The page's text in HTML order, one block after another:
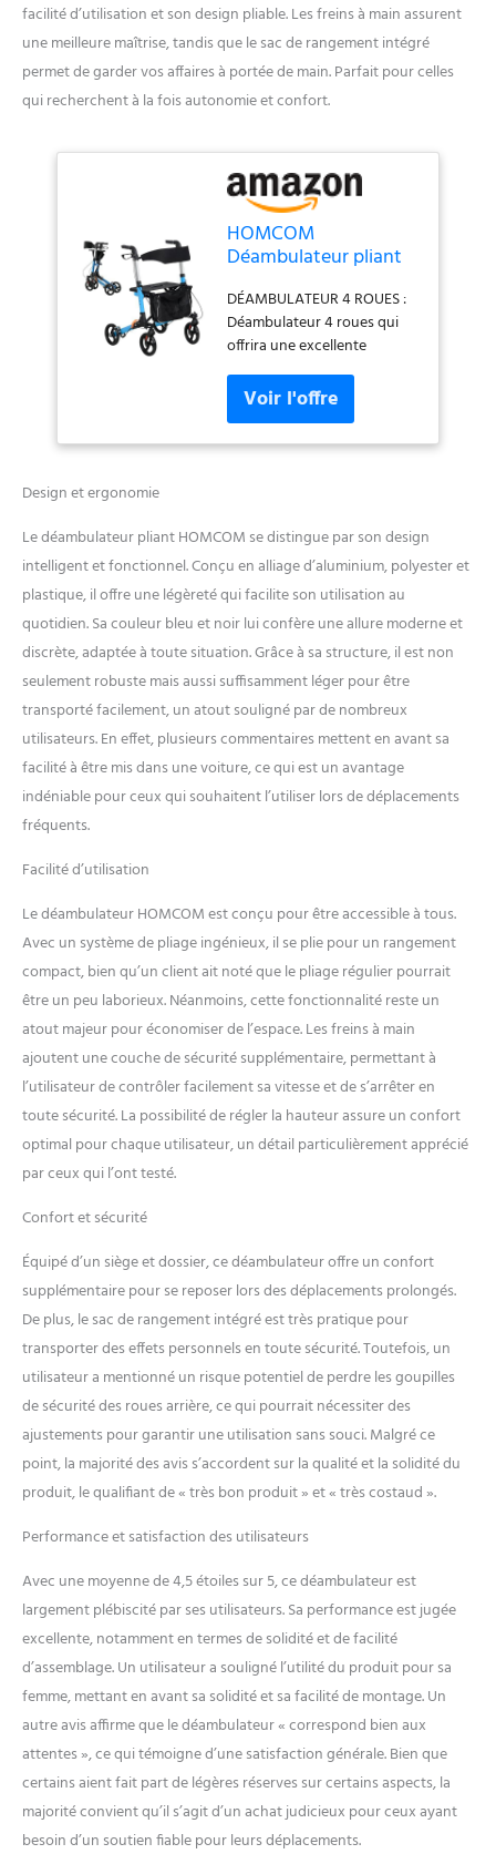
facilité d’utilisation et son design pliable. Les freins à main assurent
une meilleure maîtrise, tandis que le sac de rangement intégré
permet de garder vos affaires à portée de main. Parfait pour celles
qui recherchent à la fois autonomie et confort.
HOMCOM
Déambulateur pliant
roues - pliable réglable
avec sac de
rangement - freins à
main - bleu et noir
DÉAMBULATEUR 4 ROUES :
Déambulateur 4 roues qui
offrira une excellente
mobilité et stabilité aux
personnes à mobilité réduite.
PLIABLE : Déambulateur
pliable, facile à ranger et
en position droite) ou à
l'horizontale pour le
transport. GRAND CONFORT
: Profitez d'un confort et
d'un soutien maximum grâce
à notre déambulateur à 4
roues avec siège et dossier.
Idéal pour les personnes à
mobilité réduite qui
recherchent confort et
stabilité. Poignée
ergonomique réduisant la
fatigue pendant l'utilisation
votre morphologie)
SÉCURITÉ OPTIMALE
D'UTILISATION : Freins à main
intégrés pour arrêter le
déambulateur au bon
moment et sans effort ;
structure en métal époxy
anticorrosion alliant solidité
et légèreté ; certification
normes CE PANIER DE
RANGEMENT INCLUS : Panier
de rangement amovible très
Dimensions totales : 60,5l x
max. recommandée : 136 kg.
Design et ergonomie
Le déambulateur pliant HOMCOM se distingue par son design
intelligent et fonctionnel. Conçu en alliage d’aluminium, polyester et
plastique, il offre une légèreté qui facilite son utilisation au
quotidien. Sa couleur bleu et noir lui confère une allure moderne et
discrète, adaptée à toute situation. Grâce à sa structure, il est non
seulement robuste mais aussi suffisamment léger pour être
transporté facilement, un atout souligné par de nombreux
utilisateurs. En effet, plusieurs commentaires mettent en avant sa
facilité à être mis dans une voiture, ce qui est un avantage
indéniable pour ceux qui souhaitent l’utiliser lors de déplacements
fréquents.
Facilité d’utilisation
Le déambulateur HOMCOM est conçu pour être accessible à tous.
Avec un système de pliage ingénieux, il se plie pour un rangement
compact, bien qu’un client ait noté que le pliage régulier pourrait
être un peu laborieux. Néanmoins, cette fonctionnalité reste un
atout majeur pour économiser de l’espace. Les freins à main
ajoutent une couche de sécurité supplémentaire, permettant à
l’utilisateur de contrôler facilement sa vitesse et de s’arrêter en
toute sécurité. La possibilité de régler la hauteur assure un confort
optimal pour chaque utilisateur, un détail particulièrement apprécié
par ceux qui l’ont testé.
Confort et sécurité
Équipé d’un siège et dossier, ce déambulateur offre un confort
supplémentaire pour se reposer lors des déplacements prolongés.
De plus, le sac de rangement intégré est très pratique pour
transporter des effets personnels en toute sécurité. Toutefois, un
utilisateur a mentionné un risque potentiel de perdre les goupilles
de sécurité des roues arrière, ce qui pourrait nécessiter des
ajustements pour garantir une utilisation sans souci. Malgré ce
point, la majorité des avis s’accordent sur la qualité et la solidité du
produit, le qualifiant de « très bon produit » et « très costaud ».
Performance et satisfaction des utilisateurs
Avec une moyenne de 4,5 étoiles sur 5, ce déambulateur est
largement plébiscité par ses utilisateurs. Sa performance est jugée
excellente, notamment en termes de solidité et de facilité
d’assemblage. Un utilisateur a souligné l’utilité du produit pour sa
femme, mettant en avant sa solidité et sa facilité de montage. Un
autre avis affirme que le déambulateur « correspond bien aux
attentes », ce qui témoigne d’une satisfaction générale. Bien que
certains aient fait part de légères réserves sur certains aspects, la
majorité convient qu’il s’agit d’un achat judicieux pour ceux ayant
besoin d’un soutien fiable pour leurs déplacements.